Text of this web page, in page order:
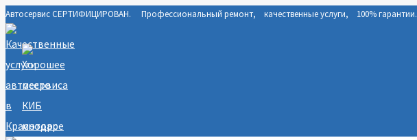
Перейти
к
содержимому
Автосервис СЕРТИФИЦИРОВАН. Профессиональный ремонт, качественные услуги, 100% гарантии.